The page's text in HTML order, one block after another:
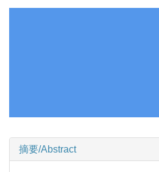
摘要/Abstract